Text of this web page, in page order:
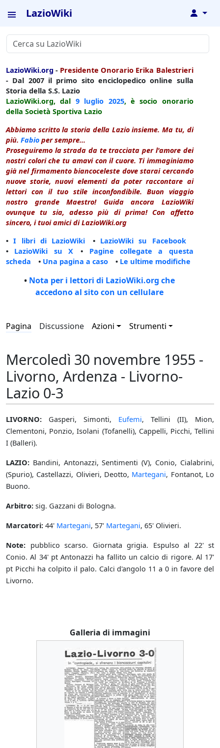
LazioWiki ↓
LazioWiki.org - Presidente Onorario Erika Balestrieri
- Dal 2007 il primo sito enciclopedico online sulla
Storia della S.S. Lazio
LazioWiki.org, dal 9 luglio 2025, è socio onorario
della Società Sportiva Lazio
Abbiamo scritto la storia della Lazio insieme. Ma tu, di
più. Fabio per sempre...
Proseguiremo la strada da te tracciata per l'amore dei
nostri colori che tu amavi con il cuore. Ti immaginiamo
già nel firmamento biancoceleste dove starai cercando
nuove storie, nuovi elementi da poter raccontare ai
lettori con il tuo stile inconfondibile. Buon viaggio
nostro grande Maestro! Guida ancora LazioWiki
ovunque tu sia, adesso più di prima! Con affetto
sincero, i tuoi amici di LazioWiki.org
•I libri di LazioWiki • LazioWiki su Facebook
• LazioWiki su X • Pagine collegate a questa
scheda • Una pagina a caso • Le ultime modifiche
• Nota per i lettori di LazioWiki.org che
accedono al sito con un cellulare
Pagina Discussione Azioni Strumenti
Mercoledì 30 novembre 1955 -
Livorno, Ardenza - Livorno-
Lazio 0-3
LIVORNO: Gasperi, Simonti, Eufemi, Tellini (II), Mion,
Clementoni, Ponzio, Isolani (Tofanelli), Cappelli, Picchi, Tellini
I (Balleri).
LAZIO: Bandini, Antonazzi, Sentimenti (V), Conio, Cialabrini,
(Spurio), Castellazzi, Olivieri, Deotto, Martegani, Fontanot, Lo
Buono.
Arbitro: sig. Gazzani di Bologna.
Marcatori: 44' Martegani, 57' Martegani, 65' Olivieri.
Note: pubblico scarso. Giornata grigia. Espulso al 22' st
Conio. Al 34' pt Antonazzi ha fallito un calcio di rigore. Al 17'
pt Picchi ha colpito il palo. Calci d'angolo 11 a 0 in favore del
Livorno.
Galleria di immagini